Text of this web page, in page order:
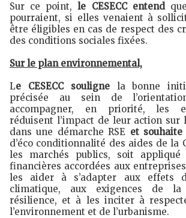
Sur ce point,le CESECC entend
pourraient, si elles venaient à
être éligibles en cas de respect des
des conditions sociales fixées.
Sur le plan environnemental,
Le CESECC souligne la bonne
précisée au sein de
accompagner, en priorité, les
réduisent l’impact de leur action sur
dans une démarche RSE et souhaite
d’éco conditionnalité des aides de la
les marchés publics, soit
financières accordées aux
les aider à s’adapter aux effets
climatique, aux exigences de
résilience, et à les inciter à
l’environnement et de l’urbanisme.